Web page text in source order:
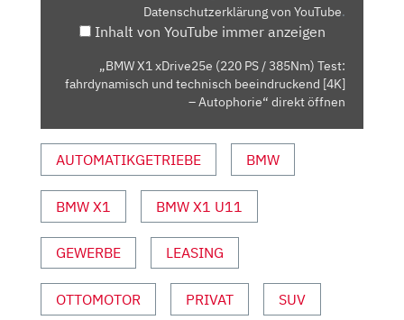
FAHRDYNAMISCH
UND
[4K]
AUTOPHORIE“
VON
ANZEIGEN
Datenschutzerklärung von YouTube.
Inhalt von YouTube immer anzeigen
„BMW X1 xDrive25e (220 PS / 385Nm) Test:
fahrdynamisch und technisch beeindruckend [4K]
– Autophorie“ direkt öffnen
AUTOMATIKGETRIEBE BMW
BMW X1 BMW X1 U11
GEWERBE LEASING
OTTOMOTOR PRIVAT SUV